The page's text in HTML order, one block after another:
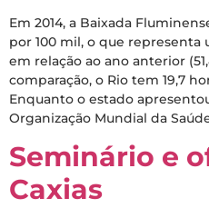
Em 2014, a Baixada
por 100 mil, o que representa
em relação ao ano anterior
comparação, o Rio tem 19,7
Enquanto o estado
Organização Mundial da
Seminário e
Caxias